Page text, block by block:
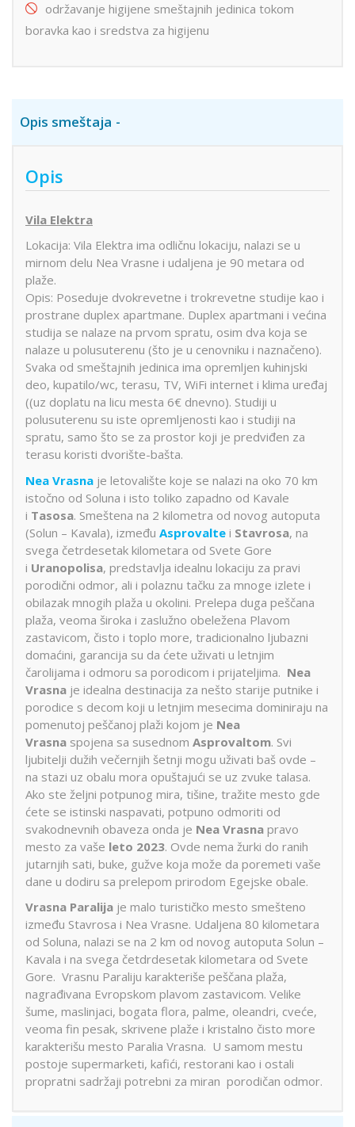
održavanje higijene smeštajnih jedinica tokom
boravka kao i sredstva za higijenu
Opis smeštaja
Opis
Vila Elektra
Lokacija: Vila Elektra ima odličnu lokaciju, nalazi se u
mirnom delu Nea Vrasne i udaljena je 90 metara od
plaže.
Opis: Poseduje dvokrevetne i trokrevetne studije kao i
prostrane duplex apartmane. Duplex apartmani i većina
studija se nalaze na prvom spratu, osim dva koja se
nalaze u polusuterenu (što je u cenovniku i naznačeno).
Svaka od smeštajnih jedinica ima opremljen kuhinjski
deo, kupatilo/wc, terasu, TV, WiFi internet i klima uređaj
((uz doplatu na licu mesta 6€ dnevno). Studiji u
polusuterenu su iste opremljenosti kao i studiji na
spratu, samo što se za prostor koji je predviđen za
terasu koristi dvorište-bašta.
Nea Vrasna je letovalište koje se nalazi na oko 70 km
istočno od Soluna i isto toliko zapadno od Kavale
i Tasosa. Smeštena na 2 kilometra od novog autoputa
(Solun – Kavala), između Asprovalte i Stavrosa, na
svega četrdesetak kilometara od Svete Gore
i Uranopolisa, predstavlja idealnu lokaciju za pravi
porodični odmor, ali i polaznu tačku za mnoge izlete i
obilazak mnogih plaža u okolini. Prelepa duga peščana
plaža, veoma široka i zaslužno obeležena Plavom
zastavicom, čisto i toplo more, tradicionalno ljubazni
domaćini, garancija su da ćete uživati u letnjim
čarolijama i odmoru sa porodicom i prijateljima. Nea
Vrasna je idealna destinacija za nešto starije putnike i
porodice s decom koji u letnjim mesecima dominiraju na
pomenutoj peščanoj plaži kojom je Nea
Vrasna spojena sa susednom Asprovaltom. Svi
ljubitelji dužih večernjih šetnji mogu uživati baš ovde –
na stazi uz obalu mora opuštajući se uz zvuke talasa.
Ako ste željni potpunog mira, tišine, tražite mesto gde
ćete se istinski naspavati, potpuno odmoriti od
svakodnevnih obaveza onda je Nea Vrasna pravo
mesto za vaše leto 2023. Ovde nema žurki do ranih
jutarnjih sati, buke, gužve koja može da poremeti vaše
dane u dodiru sa prelepom prirodom Egejske obale.
Vrasna Paralija je malo turističko mesto smešteno
između Stavrosa i Nea Vrasne. Udaljena 80 kilometara
od Soluna, nalazi se na 2 km od novog autoputa Solun –
Kavala i na svega četdrdesetak kilometara od Svete
Gore. Vrasnu Paraliju karakteriše peščana plaža,
nagrađivana Evropskom plavom zastavicom. Velike
šume, maslinjaci, bogata flora, palme, oleandri, cveće,
veoma fin pesak, skrivene plaže i kristalno čisto more
karakterišu mesto Paralia Vrasna. U samom mestu
postoje supermarketi, kafići, restorani kao i ostali
propratni sadržaji potrebni za miran porodičan odmor.